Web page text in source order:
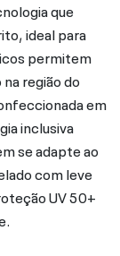
que
ideal para
permitem
região do
em
inclusiva
se adapte ao
com leve
UV 50+